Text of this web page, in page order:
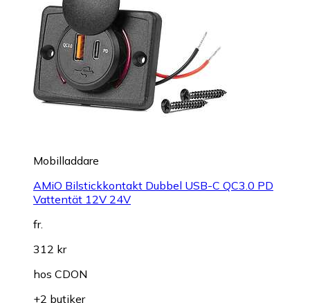
Mobilladdare
AMiO Bilstickkontakt Dubbel USB-C QC3.0 PD
Vattentät 12V 24V
fr.
312 kr
hos CDON
+2 butiker